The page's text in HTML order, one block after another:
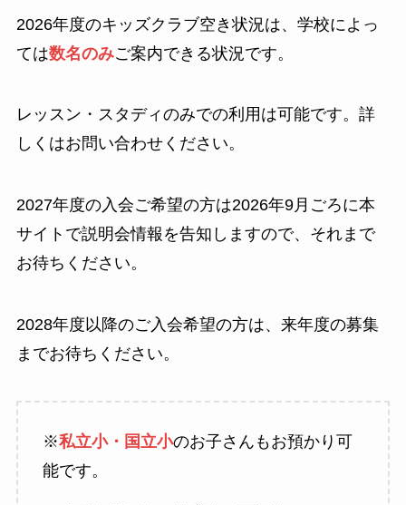
2026年度のキッズクラブ空き状況は、学校によっ
ては数名のみご案内できる状況です。
レッスン・スタディのみでの利用は可能です。詳
しくはお問い合わせください。
2027年度の入会ご希望の方は2026年9月ごろに本
サイトで説明会情報を告知しますので、それまで
お待ちください。
2028年度以降のご入会希望の方は、来年度の募集
までお待ちください。
※私立小・国立小のお子さんもお預かり可
能です。